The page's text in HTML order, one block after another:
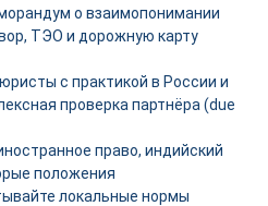
о взаимопонимании
ТЭО и дорожную карту
с практикой в России и
проверка партнёра (due
право, индийский
положения
локальные нормы